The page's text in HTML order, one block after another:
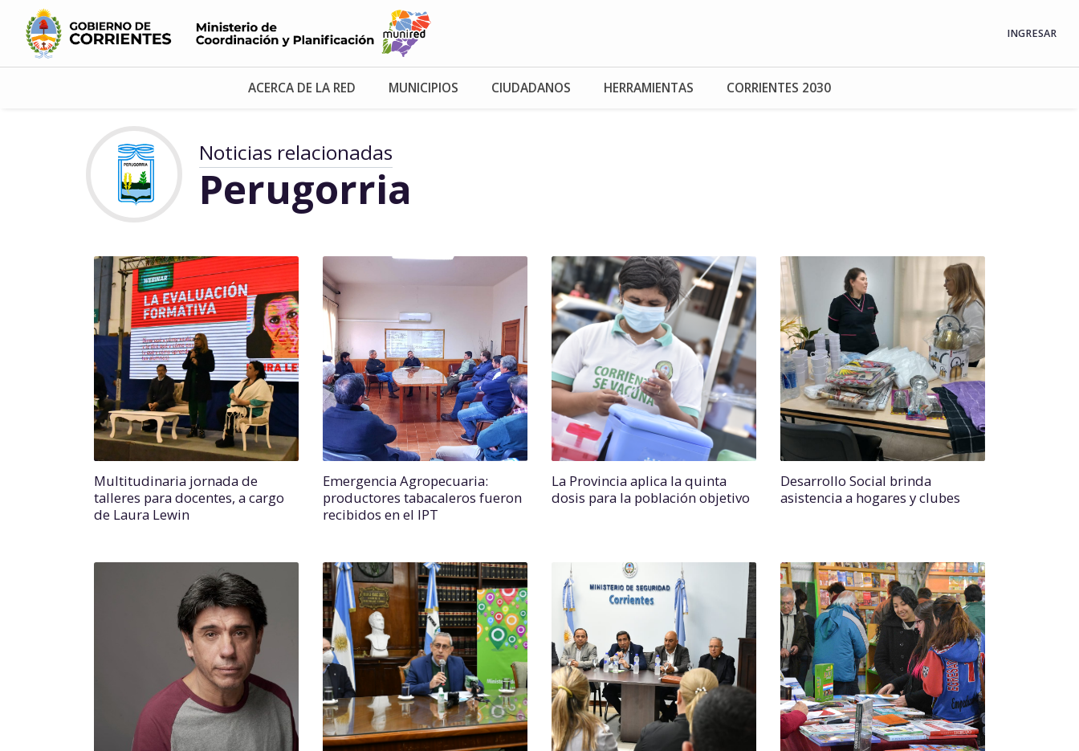
INGRESAR
ACERCA DE LA RED MUNICIPIOS CIUDADANOS HERRAMIENTAS CORRIENTES 2030
Noticias relacionadas
Perugorria
Multitudinaria jornada de
talleres para docentes, a cargo
de Laura Lewin
Emergencia Agropecuaria:
productores tabacaleros fueron
recibidos en el IPT
La Provincia aplica la quinta
dosis para la población objetivo
Desarrollo Social brinda
asistencia a hogares y clubes